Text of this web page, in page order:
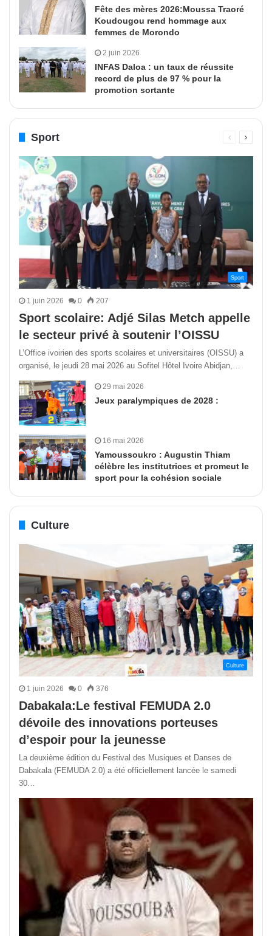
Fête des mères 2026:Moussa Traoré
Koudougou rend hommage aux
femmes de Morondo
2 juin 2026
INFAS Daloa : un taux de réussite
record de plus de 97 % pour la
promotion sortante
Sport
PagePage
Sport
1 juin 2026 0 207
Sport scolaire: Adjé Silas Metch appelle
le secteur privé à soutenir l’OISSU
L’Office ivoirien des sports scolaires et universitaires (OISSU) a
organisé, le jeudi 28 mai 2026 au Sofitel Hôtel Ivoire Abidjan,…
29 mai 2026
Jeux paralympiques de 2028 :
16 mai 2026
Yamoussoukro : Augustin Thiam
célèbre les institutrices et promeut le
sport pour la cohésion sociale
Culture
Culture
1 juin 2026 0 376
Dabakala:Le festival FEMUDA 2.0
dévoile des innovations porteuses
d’espoir pour la jeunesse
La deuxième édition du Festival des Musiques et Danses de
Dabakala (FEMUDA 2.0) a été officiellement lancée le samedi
30…